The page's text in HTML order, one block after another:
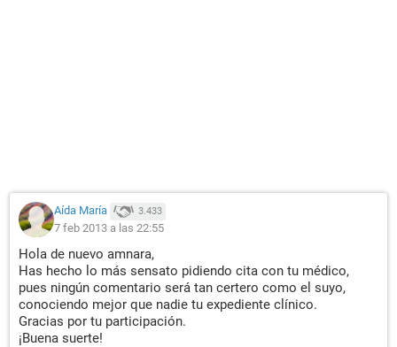
Aída María 3.433
7 feb 2013 a las 22:55
Hola de nuevo amnara,
Has hecho lo más sensato pidiendo cita con tu médico,
pues ningún comentario será tan certero como el suyo,
conociendo mejor que nadie tu expediente clínico.
Gracias por tu participación.
¡Buena suerte!